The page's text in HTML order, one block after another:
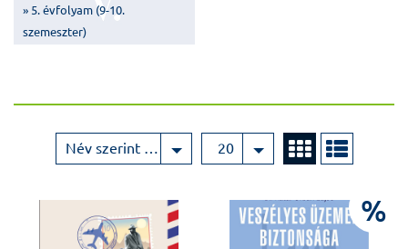
» 5. évfolyam (9-10.
szemeszter)
Név szerint növekvő 20
%